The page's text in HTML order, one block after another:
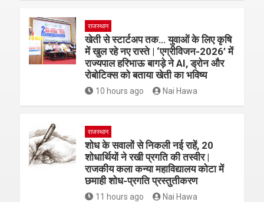
राजस्थान
खेती से स्टार्टअप तक… युवाओं के लिए कृषि
में खुल रहे नए रास्ते | ‘एग्रीविजन-2026’ में
राज्यपाल हरिभाऊ बागड़े ने AI, ड्रोन और
रोबोटिक्स को बताया खेती का भविष्य
10 hours ago Nai Hawa
राजस्थान
शोध के सवालों से निकली नई राहें, 20
शोधार्थियों ने रखी प्रगति की तस्वीर |
राजकीय कला कन्या महाविद्यालय कोटा में
छमाही शोध-प्रगति प्रस्तुतीकरण
11 hours ago Nai Hawa